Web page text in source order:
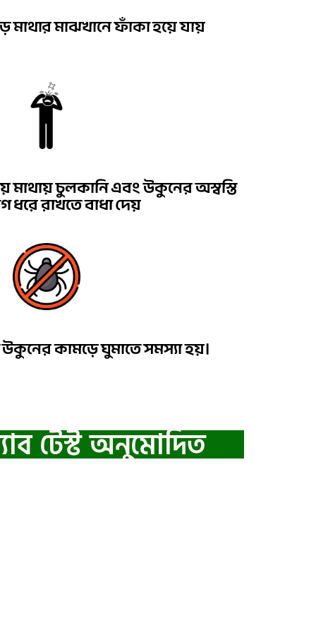
মাথার মাঝখানে ফাঁকা হয়ে যায়
চুলকানি এবং উকুনের অস্বস্তি
রাখতে বাধা দেয়
কামড়ে ঘুমাতে সমস্যা হয়।
টেস্ট অনুমোদিত